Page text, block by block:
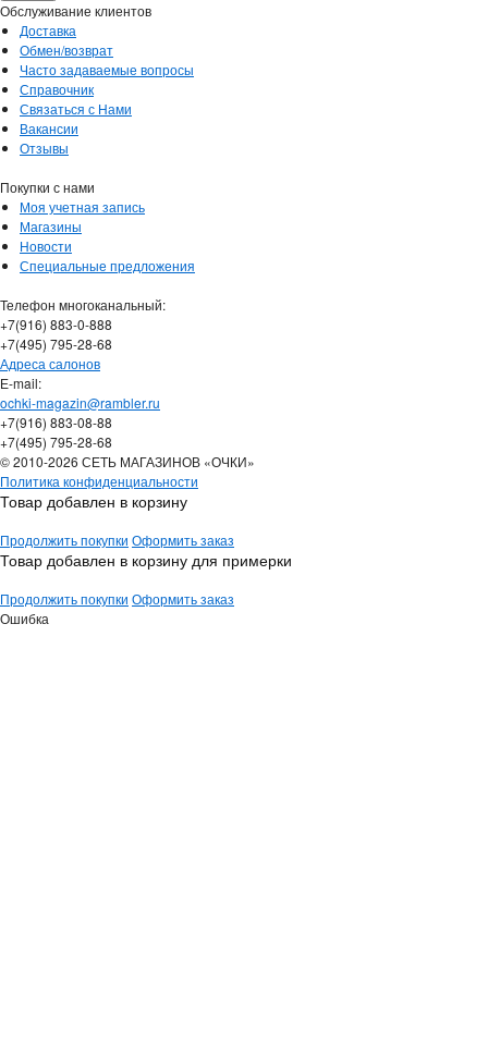
Обслуживание клиентов
Доставка
Обмен/возврат
Часто задаваемые вопросы
Справочник
Связаться с Нами
Вакансии
Отзывы
Покупки с нами
Моя учетная запись
Магазины
Новости
Специальные предложения
Телефон многоканальный:
+7(916) 883-0-888
+7(495) 795-28-68
Адреса салонов
Е-mail:
ochki-magazin@rambler.ru
+7(916) 883-08-88
+7(495) 795-28-68
© 2010-2026 СЕТЬ МАГАЗИНОВ «ОЧКИ»
Политика конфиденциальности
Товар добавлен в корзину
Продолжить покупки Оформить заказ
Товар добавлен в корзину для примерки
Продолжить покупки Оформить заказ
Ошибка